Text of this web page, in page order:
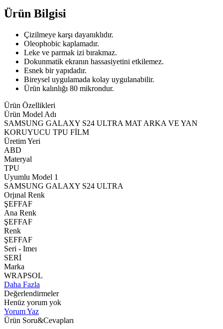
Ürün Bilgisi
Çizilmeye karşı dayanıklıdır.
Oleophobic kaplamadır.
Leke ve parmak izi bırakmaz.
Dokunmatik ekranın hassasiyetini etkilemez.
Esnek bir yapıdadır.
Bireysel uygulamada kolay uygulanabilir.
Ürün kalınlığı 80 mikrondur.
Ürün Özellikleri
Ürün Model Adı
SAMSUNG GALAXY S24 ULTRA MAT ARKA VE YAN
KORUYUCU TPU FİLM
Üretim Yeri
ABD
Materyal
TPU
Uyumlu Model 1
SAMSUNG GALAXY S24 ULTRA
Orjınal Renk
ŞEFFAF
Ana Renk
ŞEFFAF
Renk
ŞEFFAF
Seri - Imeı
SERİ
Marka
WRAPSOL
Daha Fazla
Değerlendirmeler
Henüz yorum yok
Yorum Yaz
Ürün Soru&Cevapları